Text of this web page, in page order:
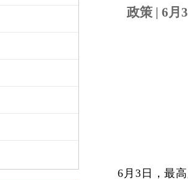
政策 | 6月
6月3日，最高